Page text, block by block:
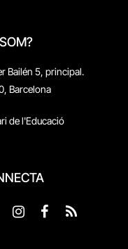
Bailén 5, principal.
Barcelona
de l'Educació
Instagram
Facebook
RSS